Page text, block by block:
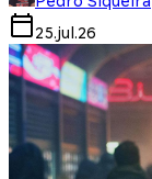
25.jul.26